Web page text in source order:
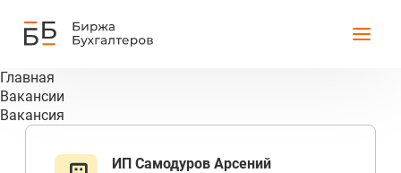
Главная
Вакансии
Вакансия
ИП Самодуров Арсений